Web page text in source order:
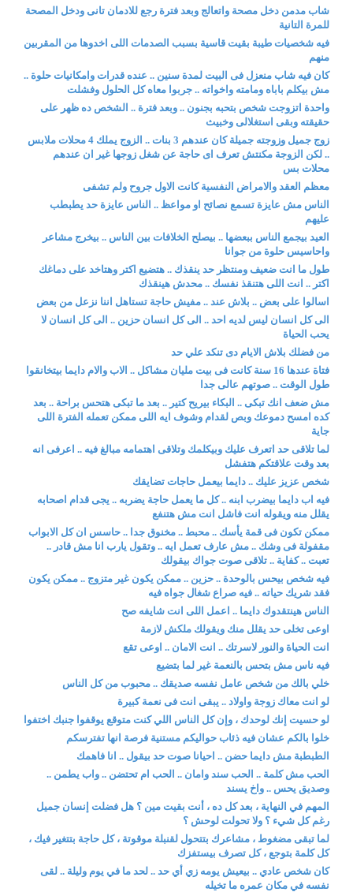
شاب مدمن دخل مصحة واتعالج وبعد فترة رجع للادمان تانى ودخل المصحة
للمرة التانية
فيه شخصيات طيبة بقيت قاسية بسبب الصدمات اللى اخدوها من المقربين
منهم
كان فيه شاب منعزل فى البيت لمدة سنين .. عنده قدرات وامكانيات حلوة ..
مش بيكلم باباه ومامته واخواته .. جربوا معاه كل الحلول وفشلت
واحدة اتزوجت شخص بتحبه بجنون .. وبعد فترة .. الشخص ده ظهر على
حقيقته وبقى استغلالى وخبيث
زوج جميل وزوجته جميلة كان عندهم 3 بنات .. الزوج يملك 4 محلات ملابس
.. لكن الزوجة مكنتش تعرف اى حاجة عن شغل زوجها غير ان عندهم
محلات بس
معظم العقد والامراض النفسية كانت الاول جروح ولم تشفى
الناس مش عايزة تسمع نصائح او مواعظ .. الناس عايزة حد يطبطب
عليهم
العيد بيجمع الناس ببعضها .. بيصلح الخلافات بين الناس .. بيخرج مشاعر
واحاسيس حلوة من جوانا
طول ما انت ضعيف ومنتظر حد ينقذك .. هتضيع اكتر وهتاخد على دماغك
اكتر .. انت اللى هتنقذ نفسك .. محدش هينقذك
اسالوا على بعض .. بلاش عند .. مفيش حاجة تستاهل اننا نزعل من بعض
الى كل انسان ليس لديه احد .. الى كل انسان حزين .. الى كل انسان لا
يحب الحياة
من فضلك بلاش الايام دى تنكد علي حد
فتاة عندها 16 سنة كانت فى بيت مليان مشاكل .. الاب والام دايما بيتخانقوا
طول الوقت .. صوتهم عالى جدا
مش ضعف انك تبكى .. البكاء بيريح كتير .. بعد ما تبكى هتحس براحة .. بعد
كده امسح دموعك وبص لقدام وشوف ايه اللى ممكن تعمله الفترة اللى
جاية
لما تلاقى حد اتعرف عليك وبيكلمك وتلاقى اهتمامه مبالغ فيه .. اعرفى انه
بعد وقت علاقتكم هتفشل
شخص عزيز عليك .. دايما بيعمل حاجات تضايقك
فيه اب دايما بيضرب ابنه .. كل ما يعمل حاجة يضربه .. يجى قدام اصحابه
يقلل منه ويقوله انت فاشل انت مش هتنفع
ممكن تكون فى قمة يأسك .. محبط .. مخنوق جدا .. حاسس ان كل الابواب
مقفولة فى وشك .. مش عارف تعمل ايه .. وتقول يارب انا مش قادر ..
تعبت .. كفاية .. تلاقى صوت جواك بيقولك
فيه شخص بيحس بالوحدة .. حزين .. ممكن يكون غير متزوج .. ممكن يكون
فقد شريك حياته .. فيه صراع شغال جواه فيه
الناس هينتقدوك دايما .. اعمل اللى انت شايفه صح
اوعى تخلى حد يقلل منك ويقولك ملكش لازمة
انت الحياة والنور لاسرتك .. انت الامان .. اوعى تقع
فيه ناس مش بتحس بالنعمة غير لما بتضيع
خلي بالك من شخص عامل نفسه صديقك .. محبوب من كل الناس
لو انت معاك زوجة واولاد .. يبقى انت فى نعمة كبيرة
لو حسيت إنك لوحدك ، وإن كل الناس اللي كنت متوقع يوقفوا جنبك اختفوا
خلوا بالكم عشان فيه ذئاب حواليكم مستنية فرصة انها تفترسكم
الطبطبة مش دايما حضن .. احيانا صوت حد بيقول .. انا فاهمك
الحب مش كلمة .. الحب سند وامان .. الحب ام تحتضن .. واب يطمن ..
وصديق يحس .. واخ يسند
المهم في النهاية ، بعد كل ده ، أنت بقيت مين ؟ هل فضلت إنسان جميل
رغم كل شيء ؟ ولا تحولت لوحش ؟
لما تبقى مضغوط ، مشاعرك بتتحول لقنبلة موقوتة ، كل حاجة بتتغير فيك ،
كل كلمة بتوجع ، كل تصرف بيستفزك
كان شخص عادي .. بيعيش يومه زي أي حد .. لحد ما في يوم وليلة .. لقى
نفسه في مكان عمره ما تخيله